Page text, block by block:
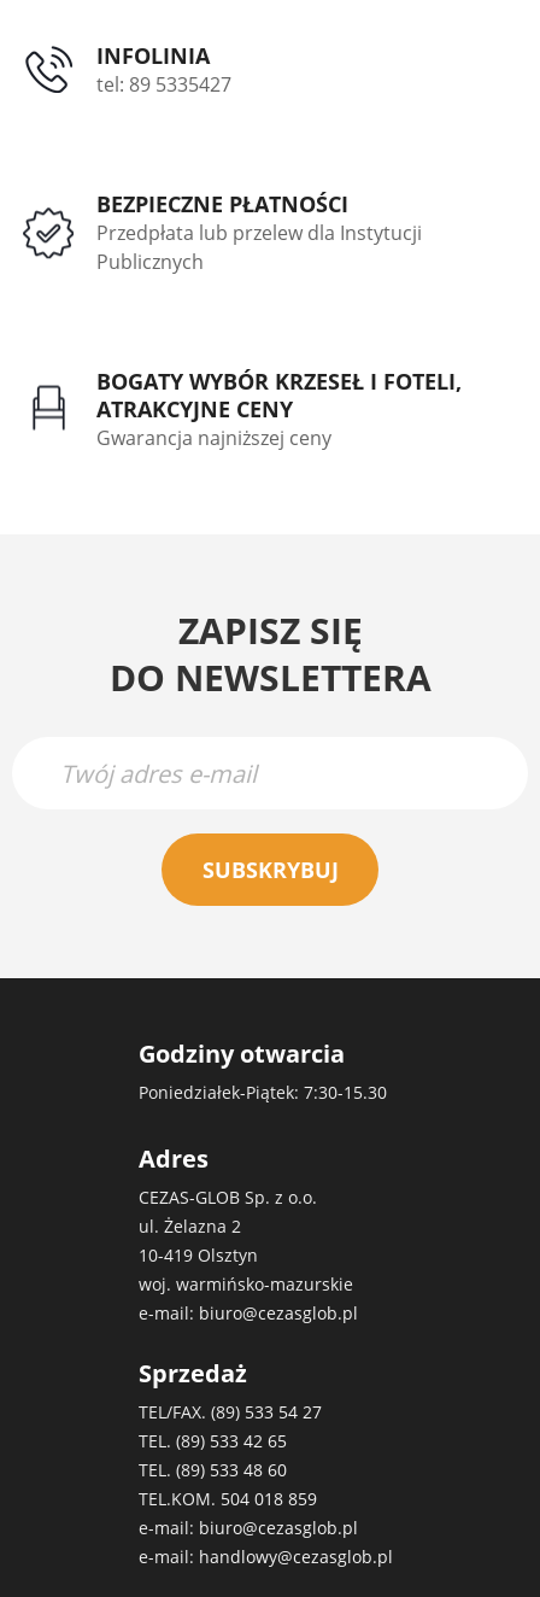
INFOLINIA
tel: 89 5335427
BEZPIECZNE PŁATNOŚCI
Przedpłata lub przelew dla Instytucji
Publicznych
BOGATY WYBÓR KRZESEŁ I FOTELI,
ATRAKCYJNE CENY
Gwarancja najniższej ceny
ZAPISZ SIĘ
DO NEWSLETTERA
SUBSKRYBUJ
Godziny otwarcia
Poniedziałek-Piątek: 7:30-15.30
Adres
CEZAS-GLOB Sp. z o.o.
ul. Żelazna 2
10-419 Olsztyn
woj. warmińsko-mazurskie
e-mail: biuro@cezasglob.pl
Sprzedaż
TEL/FAX. (89) 533 54 27
TEL. (89) 533 42 65
TEL. (89) 533 48 60
TEL.KOM. 504 018 859
e-mail: biuro@cezasglob.pl
e-mail: handlowy@cezasglob.pl